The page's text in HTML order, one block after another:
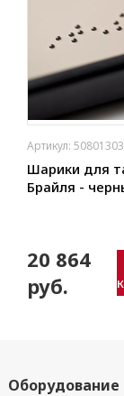
Артикул:
Шарики для
Брайля -
20 864
руб.
Оборудование